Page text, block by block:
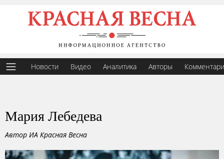
Новости Видео Аналитика Авторы
Мария Лебедева
Автор ИА Красная Весна